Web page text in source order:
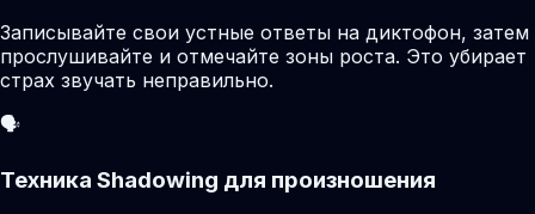
Записывайте свои устные ответы на диктофон, затем
прослушивайте и отмечайте зоны роста. Это убирает
страх звучать неправильно.
🗣️
Техника Shadowing для произношения